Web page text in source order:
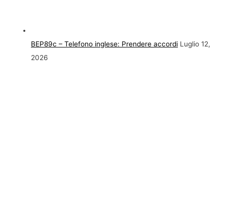
BEP89c – Telefono inglese: Prendere accordi Luglio 12,
2026